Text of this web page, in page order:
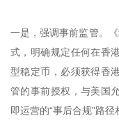
一是，强调事前监管。
式，明确规定任何在香
型稳定币，必须获得香
管的事前授权，与美国
即运营的“事后合规”路径